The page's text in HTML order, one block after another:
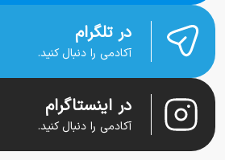
در تلگرام
آکادمی را دنبال کنید.
در اینستاگرام
آکادمی را دنبال کنید.